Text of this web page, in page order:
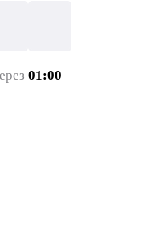
01:00